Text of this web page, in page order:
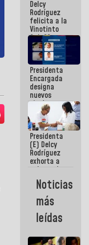
Aeropuerto
Internacional
de
Maiquetía
Delcy
Rodríguez
felicita a la
Vinotinto
Sub 20
campeona
frente
México Sub
23 en los
Centroamericanos
Presidenta
Encargada
designa
nuevos
titulares en
Viceministerio
de Energía
Eléctrica y
CORPOELEC
Presidenta
(E) Delcy
Rodríguez
exhorta a
gobernadores
y alcaldes a
edificar
casas para
abuelos
Noticias
más
leídas